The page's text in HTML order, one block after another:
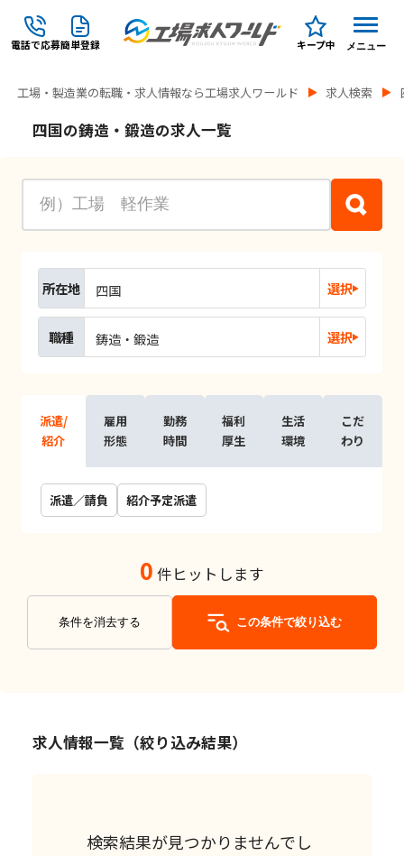
電話で応募簡単登録 キープ中 メニュー
工場・製造業の転職・求人情報なら工場求人ワールド 求人検索
四国の鋳造・鍛造の求人一覧
所在地 四国 選択
職種 鋳造・鍛造 選択
派遣/
紹介
雇用
形態
勤務
時間
福利
厚生
生活
環境
こだ
わり
派遣／請負 紹介予定派遣
0 件ヒットします
条件を消去する この条件で絞り込む
求人情報一覧（絞り込み結果）
検索結果が見つかりませんでし